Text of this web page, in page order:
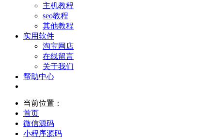
主机教程
seo教程
其他教程
实用软件
淘宝网店
在线留言
关于我们
帮助中心
当前位置：
首页
微信源码
小程序源码